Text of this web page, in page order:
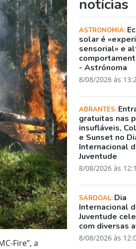
Fire”, a
notícias
ASTRONOMIA:
solar é
sensorial» e
- Astrónoma
8/08/2026 às
ABRANTES:
gratuitas nas
insufláveis,
e Sunset no
Internacional
Juventude
8/08/2026 às
SARDOAL: Dia
Internacional
Juventude
com diversas
8/08/2026 às